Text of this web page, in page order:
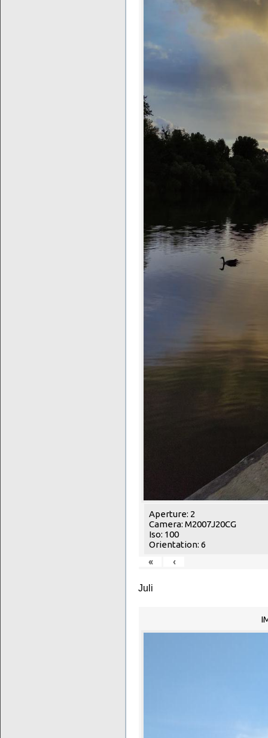
Aperture: 2
Camera: M2007J20CG
Iso: 100
Orientation: 6
«
‹
Juli